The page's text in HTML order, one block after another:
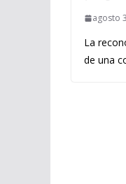
agosto
La
de una